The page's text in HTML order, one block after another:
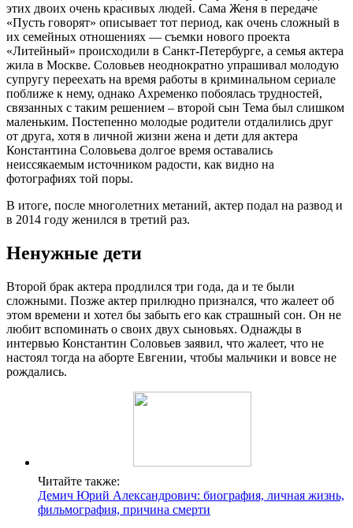
этих двоих очень красивых людей. Сама Женя в передаче
«Пусть говорят» описывает тот период, как очень сложный в
их семейных отношениях — съемки нового проекта
«Литейный» происходили в Санкт-Петербурге, а семья актера
жила в Москве. Соловьев неоднократно упрашивал молодую
супругу переехать на время работы в криминальном сериале
поближе к нему, однако Ахременко побоялась трудностей,
связанных с таким решением – второй сын Тема был слишком
маленьким. Постепенно молодые родители отдалились друг
от друга, хотя в личной жизни жена и дети для актера
Константина Соловьева долгое время оставались
неиссякаемым источником радости, как видно на
фотографиях той поры.
В итоге, после многолетних метаний, актер подал на развод и
в 2014 году женился в третий раз.
Ненужные дети
Второй брак актера продлился три года, да и те были
сложными. Позже актер прилюдно признался, что жалеет об
этом времени и хотел бы забыть его как страшный сон. Он не
любит вспоминать о своих двух сыновьях. Однажды в
интервью Константин Соловьев заявил, что жалеет, что не
настоял тогда на аборте Евгении, чтобы мальчики и вовсе не
рождались.
Читайте также:
Демич Юрий Александрович: биография, личная жизнь,
фильмография, причина смерти